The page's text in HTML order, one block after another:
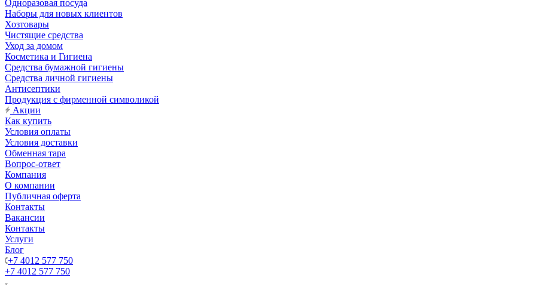
Одноразовая посуда
Наборы для новых клиентов
Хозтовары
Чистящие средства
Уход за домом
Косметика и Гигиена
Средства бумажной гигиены
Средства личной гигиены
Антисептики
Продукция с фирменной символикой
Акции
Как купить
Условия оплаты
Условия доставки
Обменная тара
Вопрос-ответ
Компания
О компании
Публичная оферта
Контакты
Вакансии
Контакты
Услуги
Блог
+7 4012 577 750
+7 4012 577 750